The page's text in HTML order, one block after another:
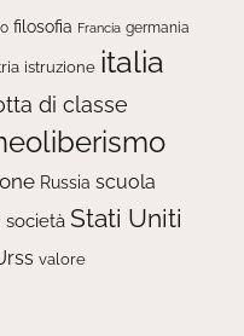
filosofia Francia germania
istruzione italia
di classe
Russia scuola
società Stati Uniti
valore